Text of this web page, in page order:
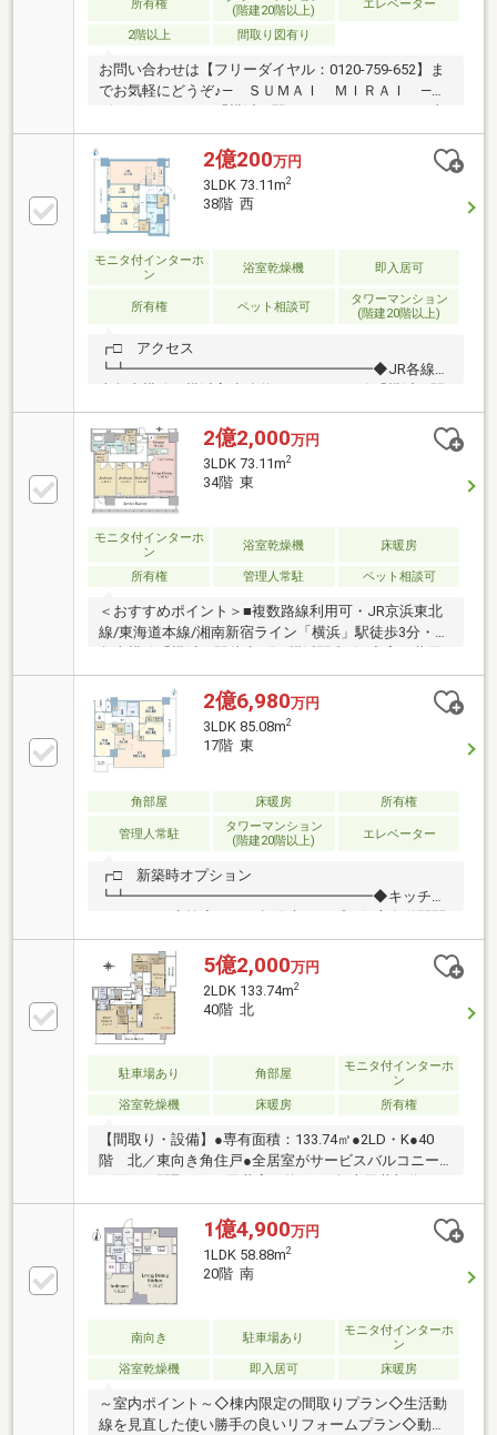
望の住まい探しをお手伝いします ━━━━━・・・物
件の詳細・ご相談はお気軽にお問い合わせください。
所有権
(階建20階以上)
エレベーター
2階以上 間取り図有り
お問い合わせは【フリーダイヤル：0120-759-652】ま
でお気軽にどうぞ♪― ＳＵＭＡＩ ＭＩＲＡＩ ―◇
結徒歩3分◇横浜駅エリアを代表する43階建てタワー
マンション◇31階フロア、東向き、ゆとりある
1LDK◇バルコニーへ続く17.4帖のLDKは、光溢れる憩
いの場◇WIC・SIC・パントリーなど豊富な収納が叶え
る生活感のない美空間◇ベイブリッジを望む横浜らし
い圧倒的な眺望◇ベイビューラウンジやフィットネ
ス、キッズスペースなど多彩な共有施設も魅力 ※装
飾品は販売対象外です【東宝ハウス横浜】提携銀行
横浜銀行 変動金利35年の場合 金利 年0.92％
2億200万円
3LDK 73.11m2
38階 西
モニタ付インターホ
ン
浴室乾燥機 即入居可
所有権 ペット相談可
タワーマンション
(階建20階以上)
┏□ アクセス
┗┻━━━━━━━━━━━━━━━━━◆JR各線・
きた西口 徒歩3分◆ペデストリアンデッキで横浜駅
と直結◆2023年12月築・新築未入居◆24時間有人管理
（夜間警備員）◆共用部4次セキュリティ・24時間オ
ンラインセキュリティシステム◆豊富なコンシェルジ
ュサービス（一部有償）◆横浜ベイシェラトンホテル
＆タワーズ提携サービス◆横浜高島屋提携の外商サー
ビス◆各階に宅配ボックス・ゴミ置場あり◆ペット飼
育可能（規約による制限あり）◆制振システム・直接
基礎構造を採用 ◆二重床・二重天井を採用
2億2,000万円
3LDK 73.11m2
34階 東
モニタ付インターホ
ン
浴室乾燥機 床暖房
所有権 管理人常駐 ペット相談可
＜おすすめポイント＞■複数路線利用可・JR京浜東北
線/東海道本線/湘南新宿ライン「横浜」駅徒歩3分・東
施設・フィットネスルーム・ライブラリーサロン・キ
ッズスペース・テラスラウンジ・ワークプレイス・シ
ガールーム・ランドリー・ゲストスイート・ベイビュ
ーラウンジ・パーティラウンジ■オートロック■宅配ボ
ックス■床暖房
2億6,980万円
3LDK 85.08m2
17階 東
角部屋 床暖房 所有権
管理人常駐
タワーマンション
(階建20階以上)
エレベーター
┏□ 新築時オプション
┗┻━━━━━━━━━━━━━━━━━◆キッチン
◆キッチンと主寝室に床暖房追加◆ダウンライト増設
◆シューズインクローゼット、キッチンに物入・食器
棚洗面室にリネン庫等、豊富な収納スペース◆24時間
有人管理（夜間警備員）◆共用部4次セキュリティ・
24時間オンラインセキュリティシステム◆豊富なコン
シェルジュサービス（一部有償）◆横浜高島屋提携の
外商サービス◆各階に宅配ボックス・ゴミ置場あり◆
制振システム・直接基礎構造を採用◆二重床・二重天
井を採用、天井高最大2700ｍｍ
5億2,000万円
2LDK 133.74m2
40階 北
駐車場あり 角部屋
モニタ付インターホ
ン
浴室乾燥機
床暖房 所有権
【間取り・設備】●専有面積：133.74㎡●2LD・K●40
階 北／東向き角住戸●全居室がサービスバルコニー
《浴室》1822サイズ（ミストサウナ・浴室換気乾燥
機・追焚機能付浴槽）・《キッチン》IHコンロ・タッ
チレス水栓・ディスポーザー・食洗機・浄水器・
《LD》床暖房・《収納》ウォークインクローゼット
（主寝室／約1.8帖・約1.7帖、洋室／約2.4
帖） シューズインクローク（約3.3
帖） ストレージ（約2.1帖・約0.8帖）
1億4,900万円
1LDK 58.88m2
20階 南
南向き 駐車場あり
モニタ付インターホ
ン
浴室乾燥機
即入居可 床暖房
～室内ポイント～◇棟内限定の間取りプラン◇生活動
線を見直した使い勝手の良いリフォームプラン◇動